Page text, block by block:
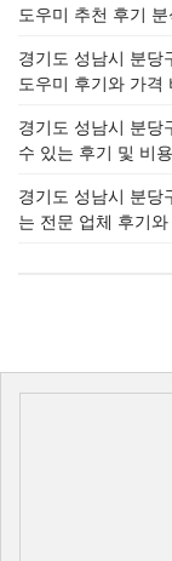
도우미 추천 후기 분
경기도 성남시 분당
도우미 후기와 가격
경기도 성남시 분당
수 있는 후기 및 비
경기도 성남시 분당
는 전문 업체 후기